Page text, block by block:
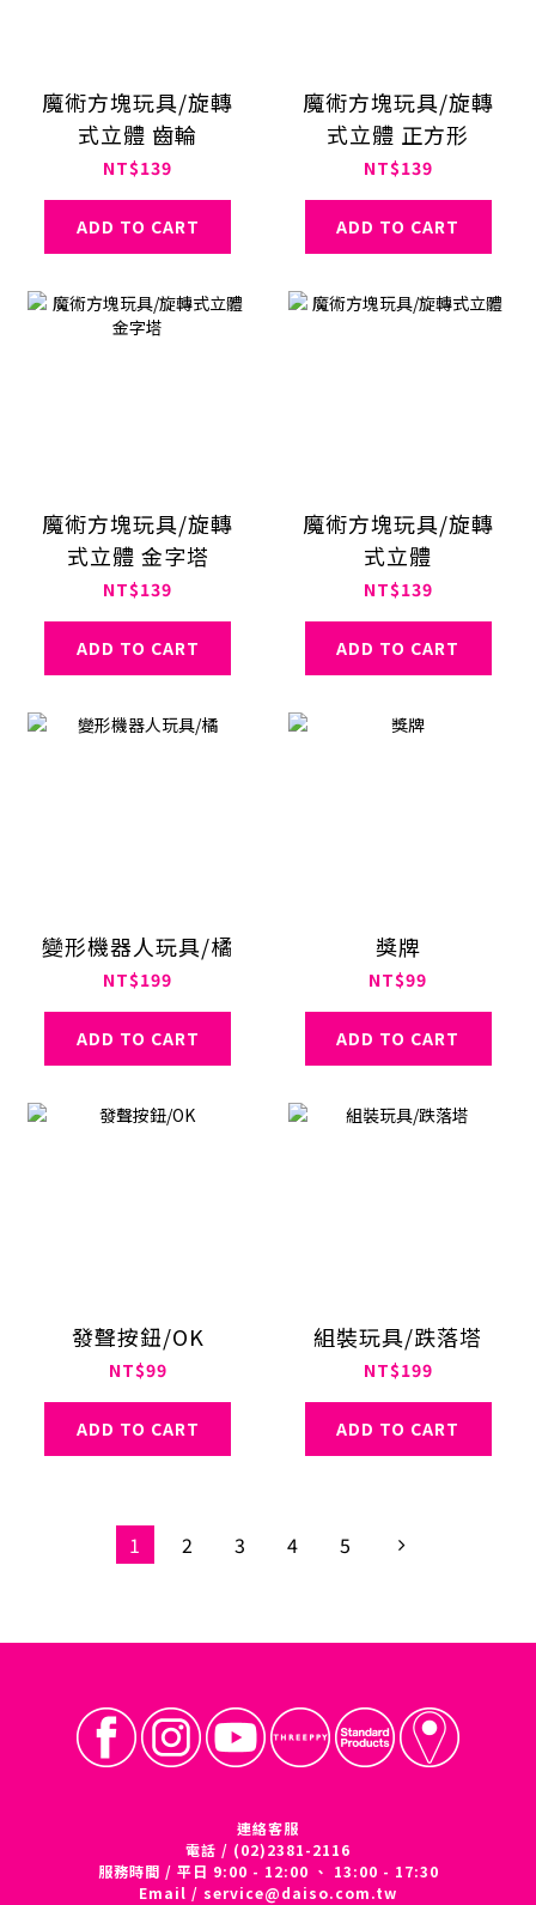
魔術方塊玩具/旋轉
式立體 齒輪
NT$139
ADD TO CART
魔術方塊玩具/旋轉
式立體 正方形
NT$139
ADD TO CART
魔術方塊玩具/旋轉
式立體 金字塔
NT$139
ADD TO CART
魔術方塊玩具/旋轉
式立體
NT$139
ADD TO CART
變形機器人玩具/橘
NT$199
ADD TO CART
獎牌
NT$99
ADD TO CART
發聲按鈕/OK
NT$99
ADD TO CART
組裝玩具/跌落塔
NT$199
ADD TO CART
1 2 3 4 5
連絡客服
電話 / (02)2381-2116
服務時間 / 平日 9:00 - 12:00 、 13:00 - 17:30
Email / service@daiso.com.tw